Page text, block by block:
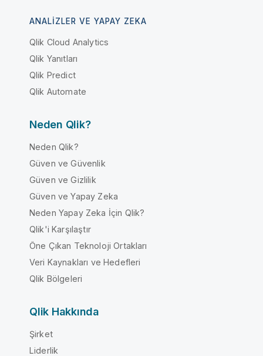
ANALIZLER VE YAPAY ZEKA
Qlik Cloud Analytics
Qlik Yanıtları
Qlik Predict
Qlik Automate
Neden Qlik?
Neden Qlik?
Güven ve Güvenlik
Güven ve Gizlilik
Güven ve Yapay Zeka
Neden Yapay Zeka İçin Qlik?
Qlik'i Karşılaştır
Öne Çıkan Teknoloji Ortakları
Veri Kaynakları ve Hedefleri
Qlik Bölgeleri
Qlik Hakkında
Şirket
Liderlik